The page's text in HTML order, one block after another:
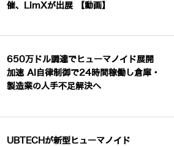
催、LimXが出展 【動画】
650万ドル調達でヒューマノイド展開
加速 AI自律制御で24時間稼働し倉庫・
製造業の人手不足解決へ
UBTECHが新型ヒューマノイド